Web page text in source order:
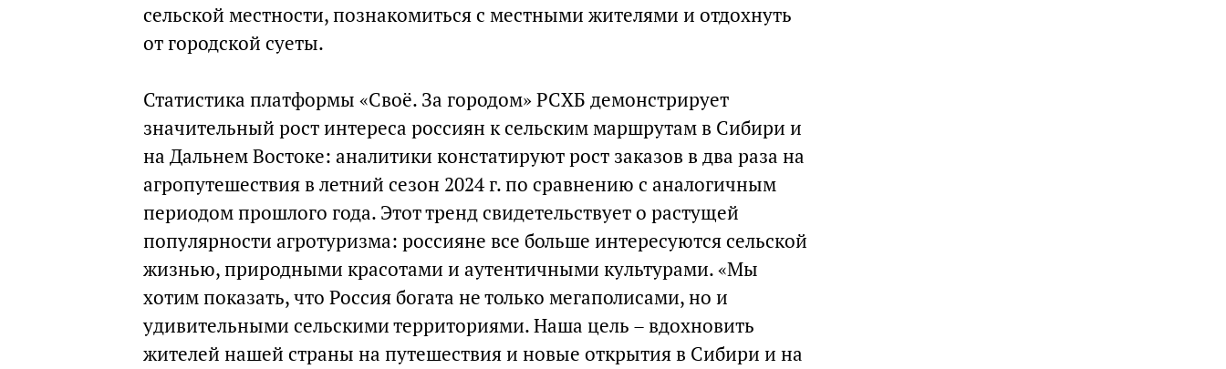
сельской местности, познакомиться с местными жителями и отдохнуть
от городской суеты.
Статистика платформы «Своё. За городом» РСХБ демонстрирует
значительный рост интереса россиян к сельским маршрутам в Сибири и
на Дальнем Востоке: аналитики констатируют рост заказов в два раза на
агропутешествия в летний сезон 2024 г. по сравнению с аналогичным
периодом прошлого года. Этот тренд свидетельствует о растущей
популярности агротуризма: россияне все больше интересуются сельской
жизнью, природными красотами и аутентичными культурами. «Мы
хотим показать, что Россия богата не только мегаполисами, но и
удивительными сельскими территориями. Наша цель – вдохновить
жителей нашей страны на путешествия и новые открытия в Сибири и на